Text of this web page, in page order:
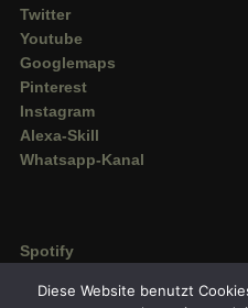
Twitter
Youtube
Googlemaps
Pinterest
Instagram
Alexa-Skill
Whatsapp-Kanal
Spotify
Amazon Music
Diese Website benutzt